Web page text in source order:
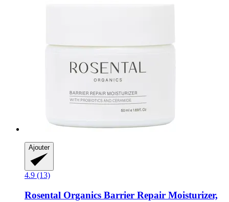
Ajouter
4.9 (13)
Rosental Organics Barrier Repair Moisturizer,